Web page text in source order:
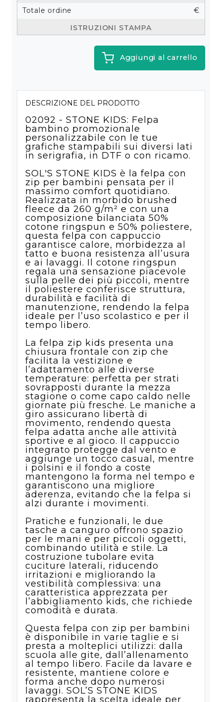
Totale ordine
€
Istruzioni stampa
Aggiungi al carrello
DESCRIZIONE DEL PRODOTTO
02092 - STONE KIDS: Felpa
bambino promozionale
personalizzabile con le tue
grafiche stampabili sui diversi lati
in serigrafia, in DTF o con ricamo.
SOL'S STONE KIDS è la felpa con
zip per bambini pensata per il
massimo comfort quotidiano.
Realizzata in morbido brushed
fleece da 260 g/m² e con una
composizione bilanciata 50%
cotone ringspun e 50% poliestere,
questa felpa con cappuccio
garantisce calore, morbidezza al
tatto e buona resistenza all’usura
e ai lavaggi. Il cotone ringspun
regala una sensazione piacevole
sulla pelle dei più piccoli, mentre
il poliestere conferisce struttura,
durabilità e facilità di
manutenzione, rendendo la felpa
ideale per l’uso scolastico e per il
tempo libero.
La felpa zip kids presenta una
chiusura frontale con zip che
facilita la vestizione e
l’adattamento alle diverse
temperature: perfetta per strati
sovrapposti durante la mezza
stagione o come capo caldo nelle
giornate più fresche. Le maniche a
giro assicurano libertà di
movimento, rendendo questa
felpa adatta anche alle attività
sportive e al gioco. Il cappuccio
integrato protegge dal vento e
aggiunge un tocco casual, mentre
i polsini e il fondo a coste
mantengono la forma nel tempo e
garantiscono una migliore
aderenza, evitando che la felpa si
alzi durante i movimenti.
Pratiche e funzionali, le due
tasche a canguro offrono spazio
per le mani e per piccoli oggetti,
combinando utilità e stile. La
costruzione tubolare evita
cuciture laterali, riducendo
irritazioni e migliorando la
vestibilità complessiva: una
caratteristica apprezzata per
l’abbigliamento kids, che richiede
comodità e durata.
Questa felpa con zip per bambini
è disponibile in varie taglie e si
presta a molteplici utilizzi: dalla
scuola alle gite, dall’allenamento
al tempo libero. Facile da lavare e
resistente, mantiene colore e
forma anche dopo numerosi
lavaggi. SOL’S STONE KIDS
rappresenta la scelta ideale per